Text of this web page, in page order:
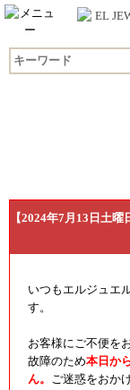
【2024年7月13日土
いつもエルジュエ
す。
お客様にご不便を
故障のため本日か
ん。 ご迷惑をおか